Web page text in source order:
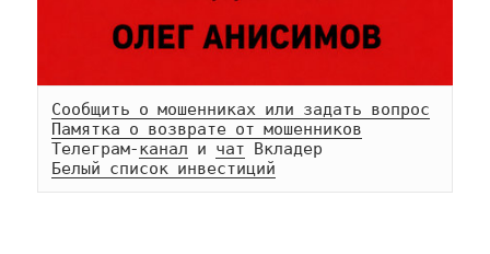
Сообщить о мошенниках или задать вопрос
Памятка о возврате от мошенников
Телеграм-канал и чат
Белый список инвестиций